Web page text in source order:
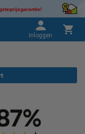
Inloggen